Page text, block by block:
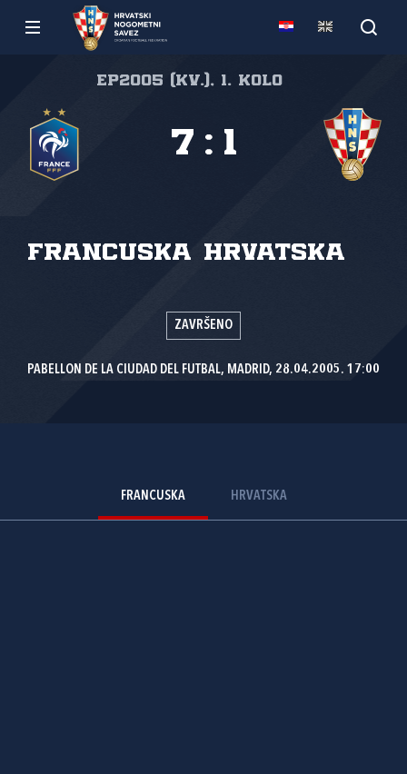
EP2005 (kv.), 1. kolo
Francuska Hrvatska
7 : 1
ZAVRŠENO
PABELLON DE LA CIUDAD DEL FUTBAL, MADRID, 28.04.2005. 17:00
FRANCUSKA HRVATSKA